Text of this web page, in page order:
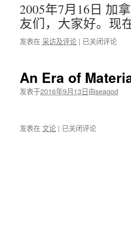
对
话
当
代
文
2005年7月16日 加
友们，大家好。现
发表在 采访及评论 | 2005
与
川
“伟
已关闭评论
An Era of
发表于2016年9月13日由seagod
发表在文论 | An
已关闭评论